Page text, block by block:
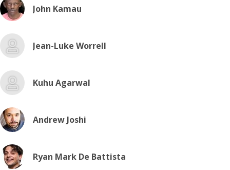
John Kamau
Jean-Luke Worrell
Kuhu Agarwal
Andrew Joshi
Ryan Mark De Battista